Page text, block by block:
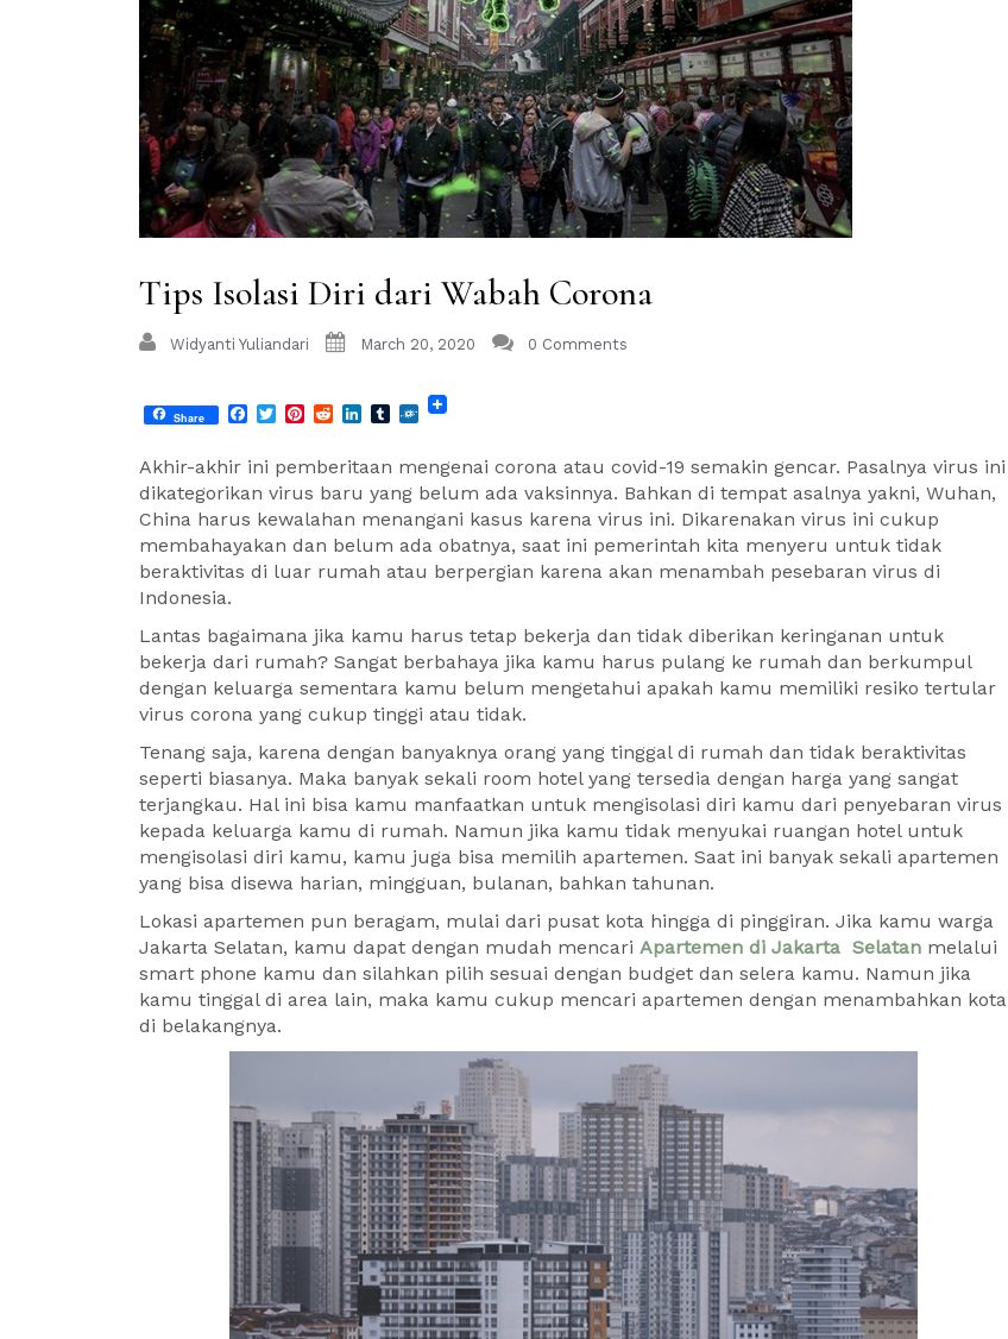
Tips Isolasi Diri dari Wabah Corona
Widyanti Yuliandari March 20, 2020 0 Comments
Share Facebook
TwitterPinterest
RedditLinkedIn
Tumblr
Folkd
Akhir-akhir ini pemberitaan mengenai corona atau covid-19 semakin gencar. Pasalnya virus ini
dikategorikan virus baru yang belum ada vaksinnya. Bahkan di tempat asalnya yakni, Wuhan,
China harus kewalahan menangani kasus karena virus ini. Dikarenakan virus ini cukup
membahayakan dan belum ada obatnya, saat ini pemerintah kita menyeru untuk tidak
beraktivitas di luar rumah atau berpergian karena akan menambah pesebaran virus di
Indonesia.
Lantas bagaimana jika kamu harus tetap bekerja dan tidak diberikan keringanan untuk
bekerja dari rumah? Sangat berbahaya jika kamu harus pulang ke rumah dan berkumpul
dengan keluarga sementara kamu belum mengetahui apakah kamu memiliki resiko tertular
virus corona yang cukup tinggi atau tidak.
Tenang saja, karena dengan banyaknya orang yang tinggal di rumah dan tidak beraktivitas
seperti biasanya. Maka banyak sekali room hotel yang tersedia dengan harga yang sangat
terjangkau. Hal ini bisa kamu manfaatkan untuk mengisolasi diri kamu dari penyebaran virus
kepada keluarga kamu di rumah. Namun jika kamu tidak menyukai ruangan hotel untuk
mengisolasi diri kamu, kamu juga bisa memilih apartemen. Saat ini banyak sekali apartemen
yang bisa disewa harian, mingguan, bulanan, bahkan tahunan.
Lokasi apartemen pun beragam, mulai dari pusat kota hingga di pinggiran. Jika kamu warga
Jakarta Selatan, kamu dapat dengan mudah mencari Apartemen di Jakarta Selatan melalui
smart phone kamu dan silahkan pilih sesuai dengan budget dan selera kamu. Namun jika
kamu tinggal di area lain, maka kamu cukup mencari apartemen dengan menambahkan kota
di belakangnya.